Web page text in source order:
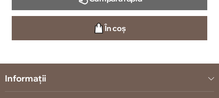
În coș
Informații